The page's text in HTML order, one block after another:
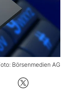
Börsenmedien AG